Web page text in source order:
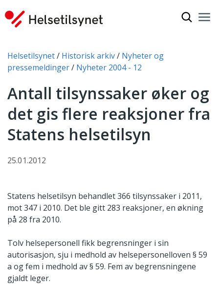
Du er her:
Helsetilsynet Historisk arkiv
Nyheter og
pressemeldinger
Nyheter 2004 - 12
Antall tilsynssaker øker og
det gis flere reaksjoner fra
Statens helsetilsyn
25.01.2012
Statens helsetilsyn behandlet 366 tilsynssaker i 2011,
mot 347 i 2010. Det ble gitt 283 reaksjoner, en økning
på 28 fra 2010.
Tolv helsepersonell fikk begrensninger i sin
autorisasjon, sju i medhold av helsepersonelloven § 59
a og fem i medhold av § 59. Fem av begrensningene
gjaldt leger.